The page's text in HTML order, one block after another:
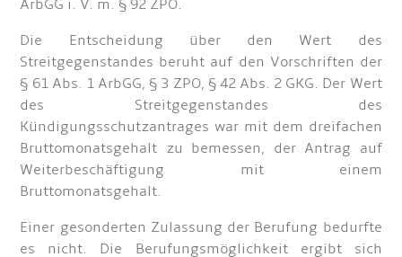
ArbGG i. V. m. § 92 ZPO.
Die Entscheidung über den Wert des
Streitgegenstandes beruht auf den Vorschriften der
§ 61 Abs. 1 ArbGG, § 3 ZPO, § 42 Abs. 2 GKG. Der Wert
des Streitgegenstandes des
Kündigungsschutzantrages war mit dem dreifachen
Bruttomonatsgehalt zu bemessen, der Antrag auf
Weiterbeschäftigung mit einem
Bruttomonatsgehalt.
Einer gesonderten Zulassung der Berufung bedurfte
es nicht. Die Berufungsmöglichkeit ergibt sich